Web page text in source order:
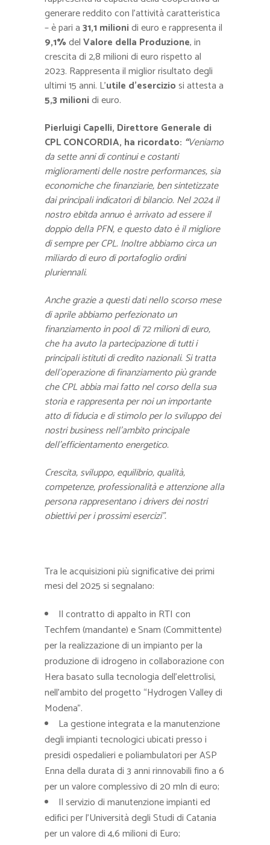
generare reddito con l’attività caratteristica
– è pari a31,1 milionidi euro e rappresenta il
9,1%delValore della Produzione, in
crescita di 2,8 milioni di euro rispetto al
2023. Rappresenta il miglior risultato degli
ultimi 15 anni. L’utile d’eserciziosi attesta a
5,3 milionidi euro.
Pierluigi Capelli, Direttore Generale di
CPL CONCORDIA, ha ricordato: “Veniamo
da sette anni di continui e costanti
miglioramenti delle nostre performances, sia
economiche che finanziarie, ben sintetizzate
dai principali indicatori di bilancio. Nel 2024 il
nostro ebitda annuo è arrivato ad essere il
doppio della PFN, e questo dato è il migliore
di sempre per CPL. Inoltre abbiamo circa un
miliardo di euro di portafoglio ordini
pluriennali.
Anche grazie a questi dati nello scorso mese
di aprile abbiamo perfezionato un
finanziamento in pool di 72 milioni di euro,
che ha avuto la partecipazione di tutti i
principali istituti di credito nazionali. Si tratta
dell’operazione di finanziamento più grande
che CPL abbia mai fatto nel corso della sua
storia e rappresenta per noi un importante
atto di fiducia e di stimolo per lo sviluppo dei
nostri business nell’ambito principale
dell’efficientamento energetico.
Crescita, sviluppo, equilibrio, qualità,
competenze, professionalità e attenzione alla
persona rappresentano i drivers dei nostri
obiettivi per i prossimi esercizi”.
Tra le acquisizioni più significative dei primi
mesi del 2025 si segnalano:
Il contratto di appalto in RTI con
Techfem (mandante) e Snam (Committente)
per la realizzazione di un impianto per la
produzione di idrogeno in collaborazione con
Hera basato sulla tecnologia dell’elettrolisi,
nell’ambito del progetto “Hydrogen Valley di
Modena”.
La gestione integrata e la manutenzione
degli impianti tecnologici ubicati presso i
presidi ospedalieri e poliambulatori per ASP
Enna della durata di 3 anni rinnovabili fino a 6
per un valore complessivo di 20 mln di euro;
Il servizio di manutenzione impianti ed
edifici per l’Università degli Studi di Catania
per un valore di 4,6 milioni di Euro;